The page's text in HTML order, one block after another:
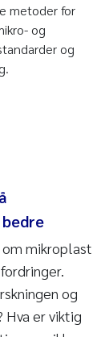
metoder for
og
og
om mikroplast
og
er viktig